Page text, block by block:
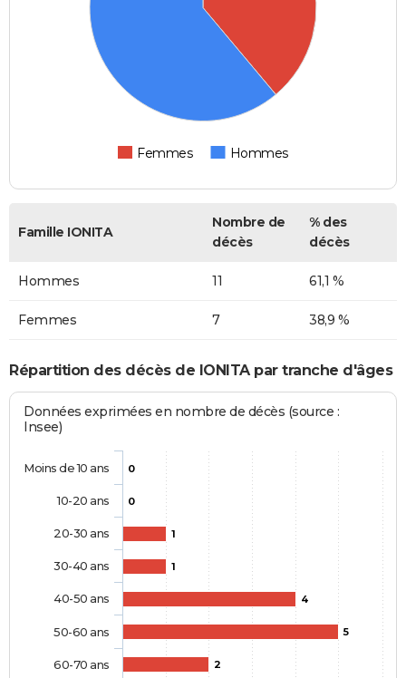
Femmes Hommes
Famille IONITA
Nombre de
décès
% des
décès
Hommes 11 61,1 %
Femmes 7 38,9 %
Répartition des décès de IONITA par tranche d'âges
Données exprimées en nombre de décès (source :
Insee)
0
0
1
1
4
5
2
Moins de 10 ans
10-20 ans
20-30 ans
30-40 ans
40-50 ans
50-60 ans
60-70 ans